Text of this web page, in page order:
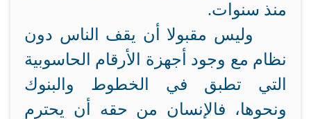
منذ سنوات.
وليس مقبولا أن يقف الناس دون
نظام مع وجود أجهزة الأرقام الحاسوبية
التي تطبق في الخطوط والبنوك
ونحوها، فالإنسان من حقه أن يحترم